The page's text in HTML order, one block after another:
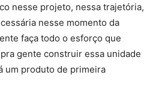
nesse projeto, nessa trajetória,
nesse momento da
faça todo o esforço que
gente construir essa unidade
um produto de primeira